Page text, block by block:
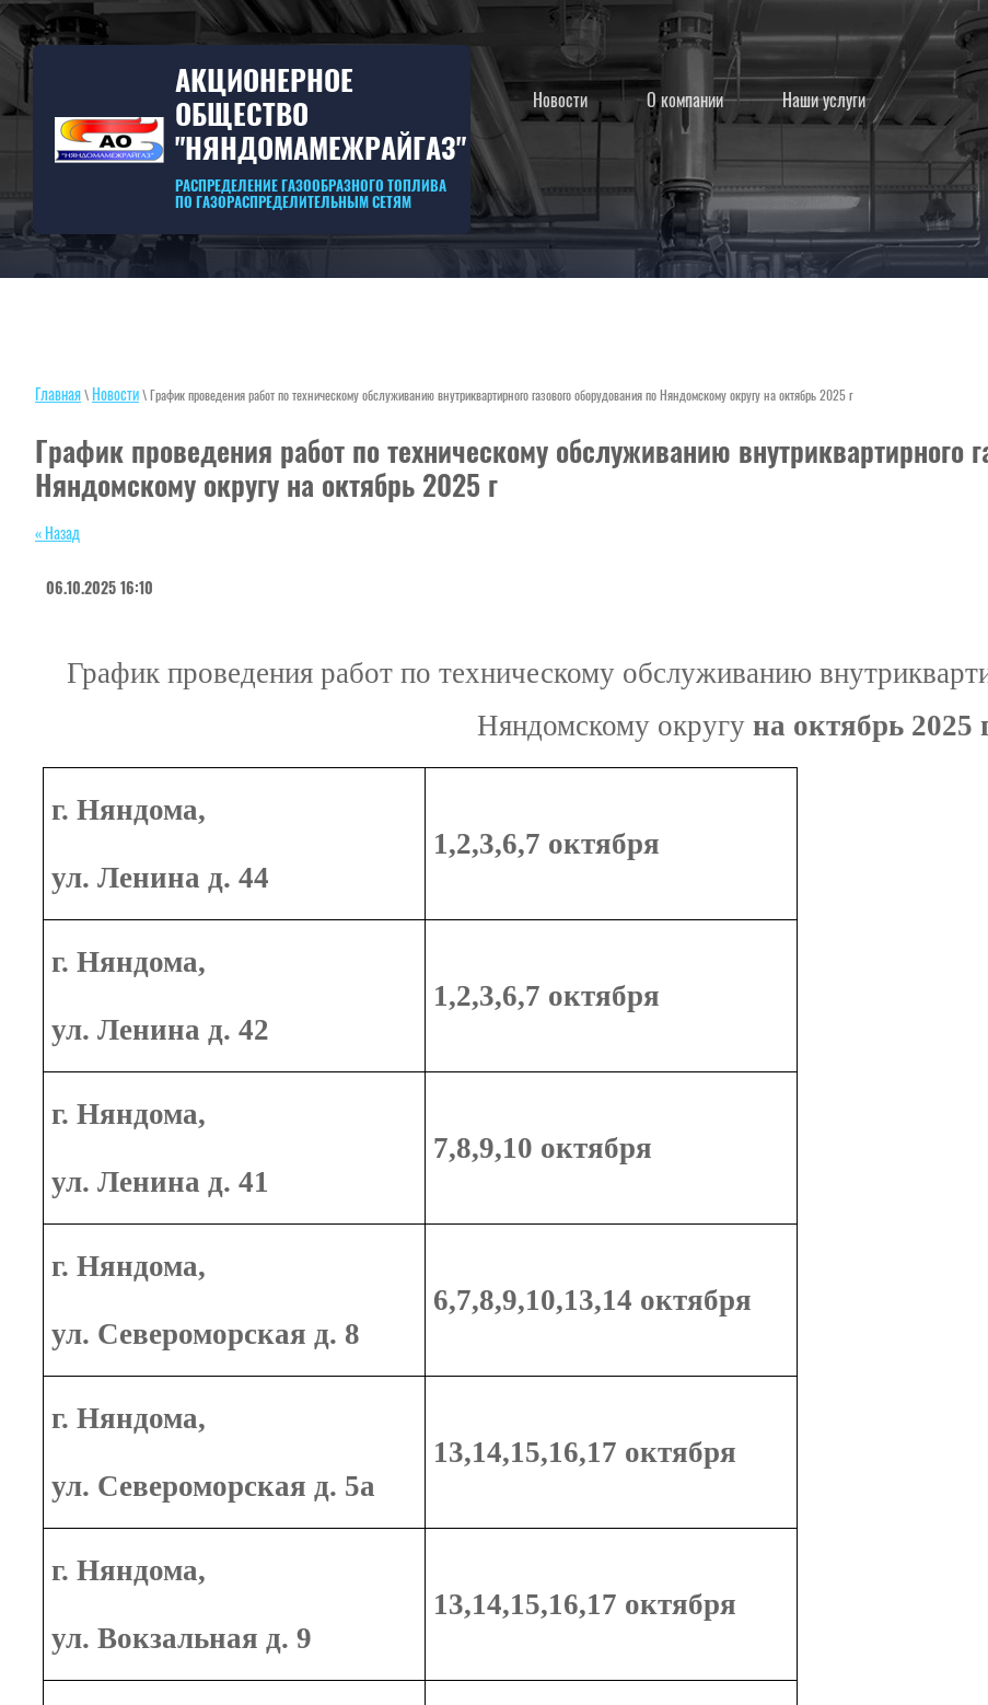
АКЦИОНЕРНОЕ
ОБЩЕСТВО
"НЯНДОМАМЕЖРАЙГАЗ"
РАСПРЕДЕЛЕНИЕ ГАЗООБРАЗНОГО ТОПЛИВА
ПО ГАЗОРАСПРЕДЕЛИТЕЛЬНЫМ СЕТЯМ
Новости О компании Наши услуги
Главная \ Новости \ График проведения работ по техническому обслуживанию внутриквартирного газового оборудования по Няндомскому округу на октябрь 2025 г
График проведения работ по техническому обслуживанию внутриквартирного
Няндомскому округу на октябрь 2025 г
« Назад
06.10.2025 16:10
График проведения работ по техническому обслуживанию
Няндомскому округу на октябрь 2025
г. Няндома,
ул. Ленина д. 44
1,2,3,6,7 октября
г. Няндома,
ул. Ленина д. 42
1,2,3,6,7 октября
г. Няндома,
ул. Ленина д. 41
7,8,9,10 октября
г. Няндома,
ул. Североморская д. 8
6,7,8,9,10,13,14 октября
г. Няндома,
ул. Североморская д. 5а
13,14,15,16,17 октября
г. Няндома,
ул. Вокзальная д. 9
13,14,15,16,17 октября